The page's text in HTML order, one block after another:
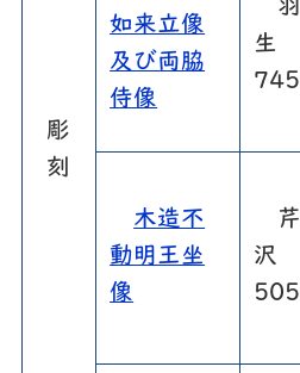
彫
刻
如来立像
及び両脇
侍像
羽
生
745
木造不
動明王坐
像
芹
沢
505